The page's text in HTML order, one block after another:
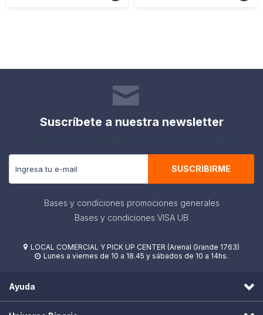
Suscríbete a nuestra newsletter
SUSCRIBIRME
Bases y condiciones promociones generales
Bases y condiciones VISA UB
 LOCAL COMERCIAL Y PICK UP CENTER (Arenal Grande 1763)
 Lunes a viernes de 10 a 18.45 y sábados de 10 a 14hs.
Ayuda